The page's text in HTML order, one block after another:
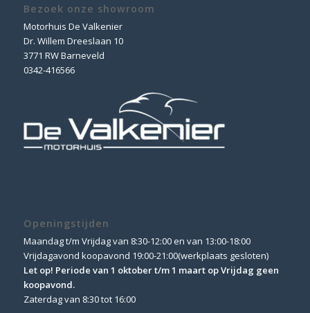
Bezoek onze showroom
Motorhuis De Valkenier
Dr. Willem Dreeslaan 10
3771 RW Barneveld
0342-416566
Openingstijden
Maandag t/m Vrijdag van 8:30-12:00 en van 13:00-18:00
Vrijdagavond koopavond 19:00-21:00(werkplaats gesloten)
Let op! Periode van 1 oktober t/m 1 maart op Vrijdag geen
koopavond.
Zaterdag van 8:30 tot 16:00